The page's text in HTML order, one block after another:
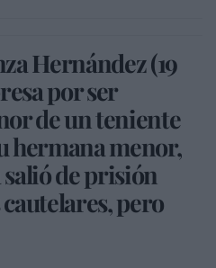
Hernández (19
por ser
de un teniente
hermana menor,
salió de prisión
pero